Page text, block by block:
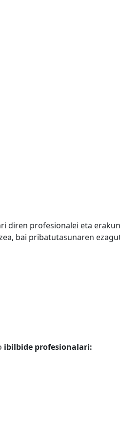
diren profesionalei eta
bai pribatutasunaren
ibilbide profesionalari: